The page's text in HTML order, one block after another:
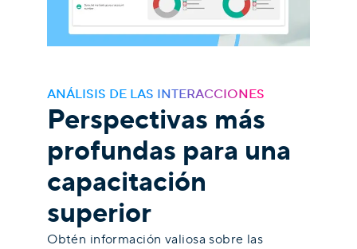
ANÁLISIS DE LAS INTERACCIONES
Perspectivas más
profundas para una
capacitación
superior
Obtén información valiosa sobre las